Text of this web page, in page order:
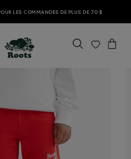
LES COMMANDES DE PLUS DE 70 $